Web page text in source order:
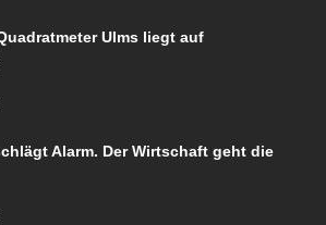
Ulms liegt auf
Alarm. Der Wirtschaft geht die